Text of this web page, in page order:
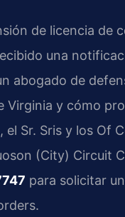
de licencia de
una
abogado de
Virginia y cómo
, el Sr. Sris y los Of
(City) Circuit
para solicitar